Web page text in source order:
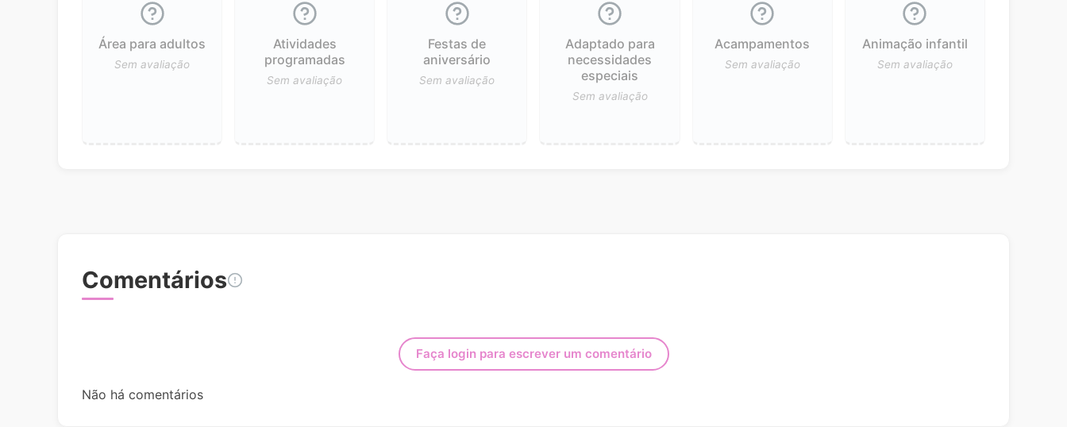
Área para adultos
Sem avaliação
Atividades
programadas
Sem avaliação
Festas de
aniversário
Sem avaliação
Adaptado para
necessidades
especiais
Sem avaliação
Acampamentos
Sem avaliação
Animação infantil
Sem avaliação
Comentários
Faça login para escrever um comentário
Não há comentários